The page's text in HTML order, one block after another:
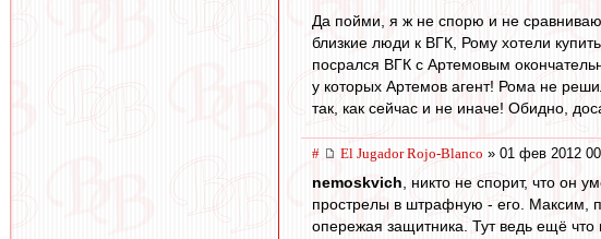
Да пойми, я ж не спорю и не
близкие люди к ВГК, Рому хотели
посрался ВГК с Артемовым
у которых Артемов агент! Рома не
так, как сейчас и не иначе! Обидно,
# El Jugador Rojo-Blanco » 01 фев 2012
nemoskvich , никто не спорит, что он
прострелы в штрафную - его. Максим,
опережая защитника. Тут ведь ещё